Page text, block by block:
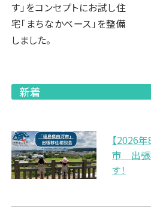
す」をコンセプトにお試し住
宅「まちなかベース」を整備
しました。
新着
【2026
市 出張
す！